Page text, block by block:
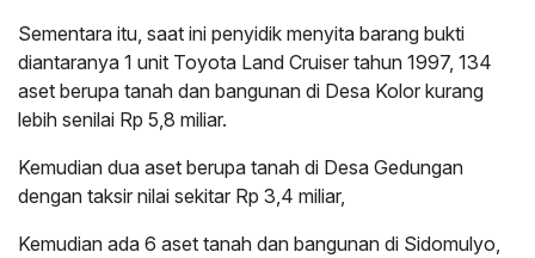
Sementara itu, saat ini penyidik menyita barang bukti
diantaranya 1 unit Toyota Land Cruiser tahun 1997, 134
aset berupa tanah dan bangunan di Desa Kolor kurang
lebih senilai Rp 5,8 miliar.
Kemudian dua aset berupa tanah di Desa Gedungan
dengan taksir nilai sekitar Rp 3,4 miliar,
Kemudian ada 6 aset tanah dan bangunan di Sidomulyo,